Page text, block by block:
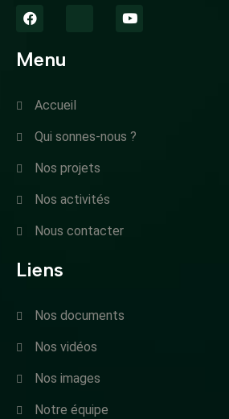
Menu
Accueil
Qui sonnes-nous ?
Nos projets
Nos activités
Nous contacter
Liens
Nos documents
Nos vidéos
Nos images
Notre équipe